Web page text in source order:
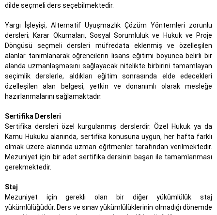
dilde seçmeli ders seçebilmektedir.
Yargı İşleyişi, Alternatif Uyuşmazlık Çözüm Yöntemleri zorunlu
dersleri; Karar Okumaları, Sosyal Sorumluluk ve Hukuk ve Proje
Döngüsü seçmeli dersleri müfredata eklenmiş ve özelleşilen
alanlar tanımlanarak öğrencilerin lisans eğitimi boyunca belirli bir
alanda uzmanlaşmasını sağlayacak nitelikte birbirini tamamlayan
seçimlik derslerle, aldıkları eğitim sonrasında elde edecekleri
özelleşilen alan belgesi, yetkin ve donanımlı olarak mesleğe
hazırlanmalarını sağlamaktadır.
Sertifika Dersleri
Sertifika dersleri özel kurgulanmış derslerdir. Özel Hukuk ya da
Kamu Hukuku alanında, sertifika konusuna uygun, her hafta farklı
olmak üzere alanında uzman eğitmenler tarafından verilmektedir.
Mezuniyet için bir adet sertifika dersinin başarı ile tamamlanması
gerekmektedir.
Staj
Mezuniyet için gerekli olan bir diğer yükümlülük staj
yükümlülüğüdür. Ders ve sınav yükümlülüklerinin olmadığı dönemde